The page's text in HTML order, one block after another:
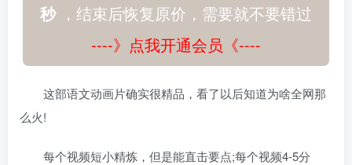
秒，结束后恢复原价，需要就不要错过
----》点我开通会员《----
这部语文动画片确实很精品，看了以后知道为啥全网那
么火!
每个视频短小精炼，但是能直击要点;每个视频4-5分